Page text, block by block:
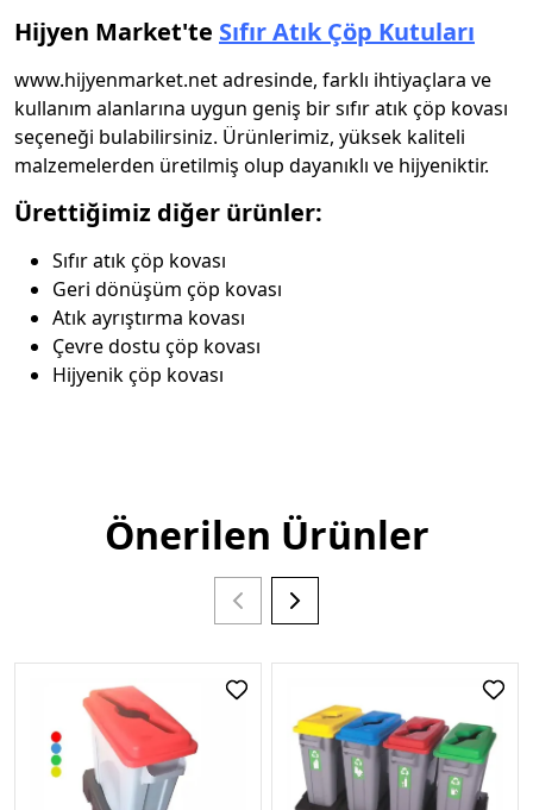
Hijyen Market'te Sıfır Atık Çöp Kutuları
www.hijyenmarket.net adresinde, farklı ihtiyaçlara ve
kullanım alanlarına uygun geniş bir sıfır atık çöp kovası
seçeneği bulabilirsiniz. Ürünlerimiz, yüksek kaliteli
malzemelerden üretilmiş olup dayanıklı ve hijyeniktir.
Ürettiğimiz diğer ürünler:
Sıfır atık çöp kovası
Geri dönüşüm çöp kovası
Atık ayrıştırma kovası
Çevre dostu çöp kovası
Hijyenik çöp kovası
Önerilen Ürünler